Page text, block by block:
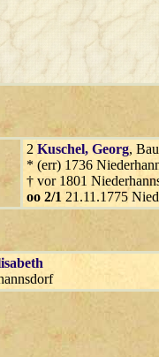
2 Kuschel, Georg,
* (err) 1736
† vor 1801
oo 2/1 21.11.1775